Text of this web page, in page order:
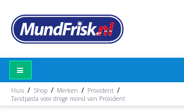
Huis / Shop / Merken / Proxident /
Tandpasta voor droge mond van Proxident